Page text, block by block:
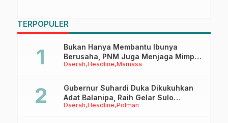
TERPOPULER
Daerah Headline Mamasa
Bukan Hanya Membantu Ibunya
Berusaha, PNM Juga Menjaga Mimpi
Anaknya Untuk Menggapai Cita-Cita
Daerah Headline Polman
Gubernur Suhardi Duka Dikukuhkan
Adat Balanipa, Raih Gelar Sulo
Tappidena